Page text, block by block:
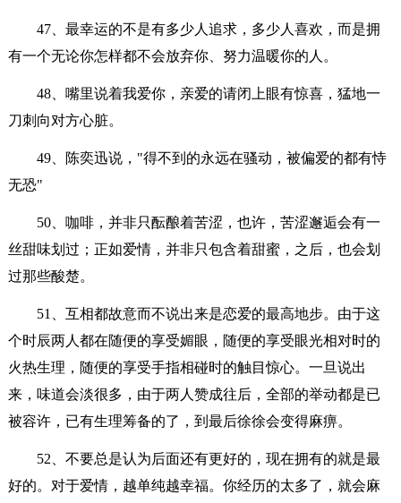
47、最幸运的不是有多少人追求，多少人喜欢，而是拥
有一个无论你怎样都不会放弃你、努力温暖你的人。
48、嘴里说着我爱你，亲爱的请闭上眼有惊喜，猛地一
刀刺向对方心脏。
49、陈奕迅说，"得不到的永远在骚动，被偏爱的都有恃
无恐"
50、咖啡，并非只酝酿着苦涩，也许，苦涩邂逅会有一
丝甜味划过；正如爱情，并非只包含着甜蜜，之后，也会划
过那些酸楚。
51、互相都故意而不说出来是恋爱的最高地步。由于这
个时辰两人都在随便的享受媚眼，随便的享受眼光相对时的
火热生理，随便的享受手指相碰时的触目惊心。一旦说出
来，味道会淡很多，由于两人赞成往后，全部的举动都是已
被容许，已有生理筹备的了，到最后徐徐会变得麻痹。
52、不要总是认为后面还有更好的，现在拥有的就是最
好的。对于爱情，越单纯越幸福。你经历的太多了，就会麻